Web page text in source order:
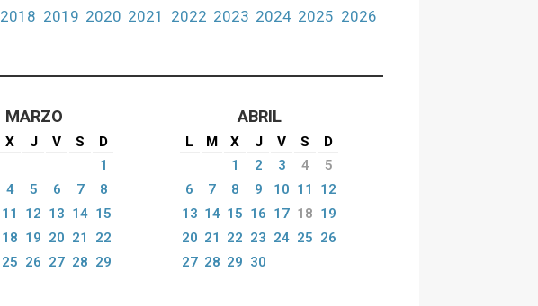
2018 2019 2020 2021 2022 2023 2024 2025 2026
MARZO
X J V S
D
1
4 5 6 7
8
11 12 13 14 15
18 19 20 21 22
25 26 27 28 29
ABRIL
L M X J V S
D
1
2 3 4
5
6
7 8 9 10 11 12
13 14 15 16 17 18 19
20 21 22 23 24 25 26
27 28 29 30